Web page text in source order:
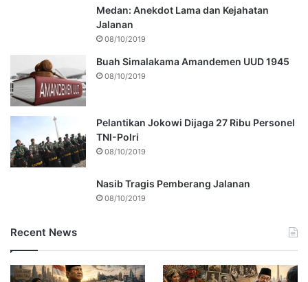
Medan: Anekdot Lama dan Kejahatan
Jalanan
08/10/2019
Buah Simalakama Amandemen UUD 1945
08/10/2019
Pelantikan Jokowi Dijaga 27 Ribu Personel
TNI-Polri
08/10/2019
Nasib Tragis Pemberang Jalanan
08/10/2019
Recent News